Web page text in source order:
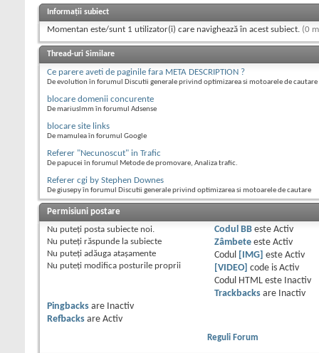
Informații subiect
Momentan este/sunt 1 utilizator(i) care navighează în acest subiect. (0
Thread-uri Similare
Ce parere aveti de paginile fara META DESCRIPTION ?
De evolution în forumul Discutii generale privind optimizarea si motoarele de cautare
blocare domenii concurente
De mariuslmm în forumul Adsense
blocare site links
De mamulea în forumul Google
Referer "Necunoscut" in Trafic
De papucei în forumul Metode de promovare, Analiza trafic.
Referer cgi by Stephen Downes
De giusepy în forumul Discutii generale privind optimizarea si motoarele de cautare
Permisiuni postare
Nu puteţi posta subiecte noi.
Nu puteţi răspunde la subiecte
Nu puteţi adăuga ataşamente
Nu puteţi modifica posturile proprii
Codul BBeste Activ
Zâmbeteeste Activ
Codul
[IMG] este Activ
[VIDEO]
code is Activ
Codul HTML este
Inactiv
Trackbacksare
Inactiv
Pingbacks are
Inactiv
Refbacks are Activ
Reguli Forum